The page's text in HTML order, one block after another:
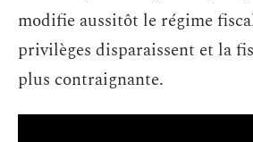
modifie aussitôt le régime
privilèges disparaissent et la
plus contraignante.